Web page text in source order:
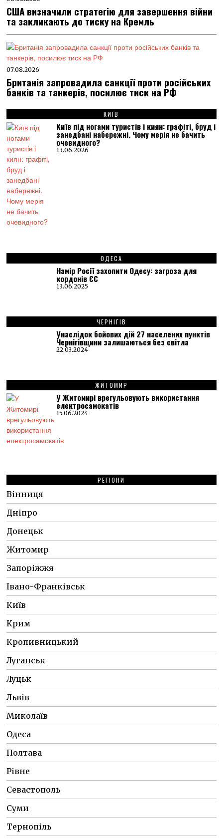
США визначили стратегію для завершення війни
та закликають до тиску на Кремль
07.08.2026
Британія запровадила санкції проти російських
банків та танкерів, посилює тиск на РФ
КИЇВ
Київ під ногами туристів і киян: графіті, бруд і
занедбані набережні. Чому мерія не бачить
очевидного?
13.06.2026
ОДЕСА
Намір Росії захопити Одесу: загроза для
кордонів ЄС
13.06.2025
ЧЕРНІГІВ
Унаслідок бойових дій 27 населених пунктів
Чернігівщини залишаються без світла
22.03.2024
ЖИТОМИР
У Житомирі врегульовують використання
електросамокатів
15.06.2024
РЕГІОНИ
Вінниця
Дніпро
Донецьк
Житомир
Запоріжжя
Івано-Франківськ
Київ
Крим
Кропивницький
Луганськ
Луцьк
Львів
Миколаїв
Одеса
Полтава
Рівне
Севастополь
Суми
Тернопіль